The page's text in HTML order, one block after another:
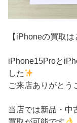
【iPhoneの買取は
iPhone15Proと
した
ご来店ありがとう
当店では新品・中